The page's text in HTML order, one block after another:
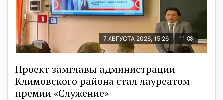
7 АВГУСТА 2026, 15:26 11
Проект замглавы администрации
Климовского района стал лауреатом
премии «Служение»